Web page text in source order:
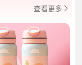
查看更多 